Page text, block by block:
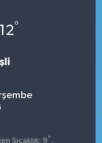
12°
Sıcaklık: 9° ,